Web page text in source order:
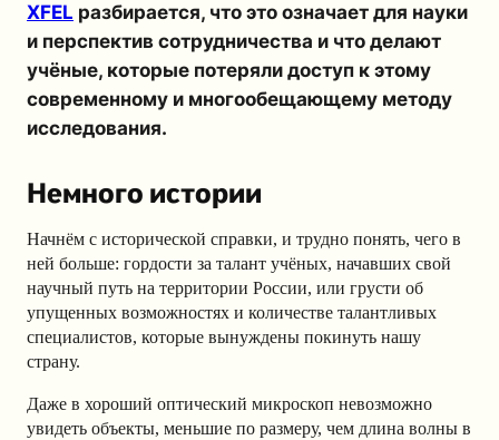
XFEL разбирается, что это означает для науки
и перспектив сотрудничества и что делают
учёные, которые потеряли доступ к этому
современному и многообещающему методу
исследования.
Немного истории
Начнём с исторической справки, и трудно понять, чего в
ней больше: гордости за талант учёных, начавших свой
научный путь на территории России, или грусти об
упущенных возможностях и количестве талантливых
специалистов, которые вынуждены покинуть нашу
страну.
Даже в хороший оптический микроскоп невозможно
увидеть объекты, меньшие по размеру, чем длина волны в